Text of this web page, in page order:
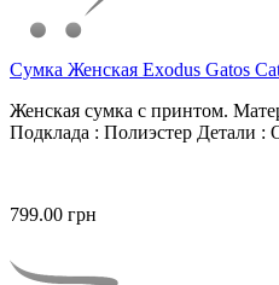
Сумка Женская Exodus Gatos
Женская сумка с принтом.
Подклада : Полиэстер Детали :
799.00 грн